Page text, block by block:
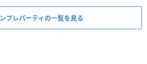
プレパーティの一覧を見る